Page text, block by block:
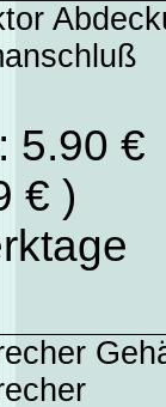
5.90
€ )